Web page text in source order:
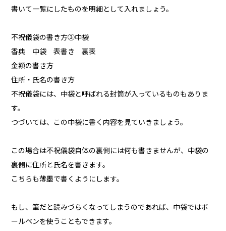
書いて一覧にしたものを明細として入れましょう。
不祝儀袋の書き方③中袋
香典 中袋 表書き 裏表
金額の書き方
住所・氏名の書き方
不祝儀袋には、中袋と呼ばれる封筒が入っているものもありま
す。
つづいては、この中袋に書く内容を見ていきましょう。
この場合は不祝儀袋自体の裏側には何も書きませんが、中袋の
裏側に住所と氏名を書きます。
こちらも薄墨で書くようにします。
もし、筆だと読みづらくなってしまうのであれば、中袋ではボ
ールペンを使うこともできます。